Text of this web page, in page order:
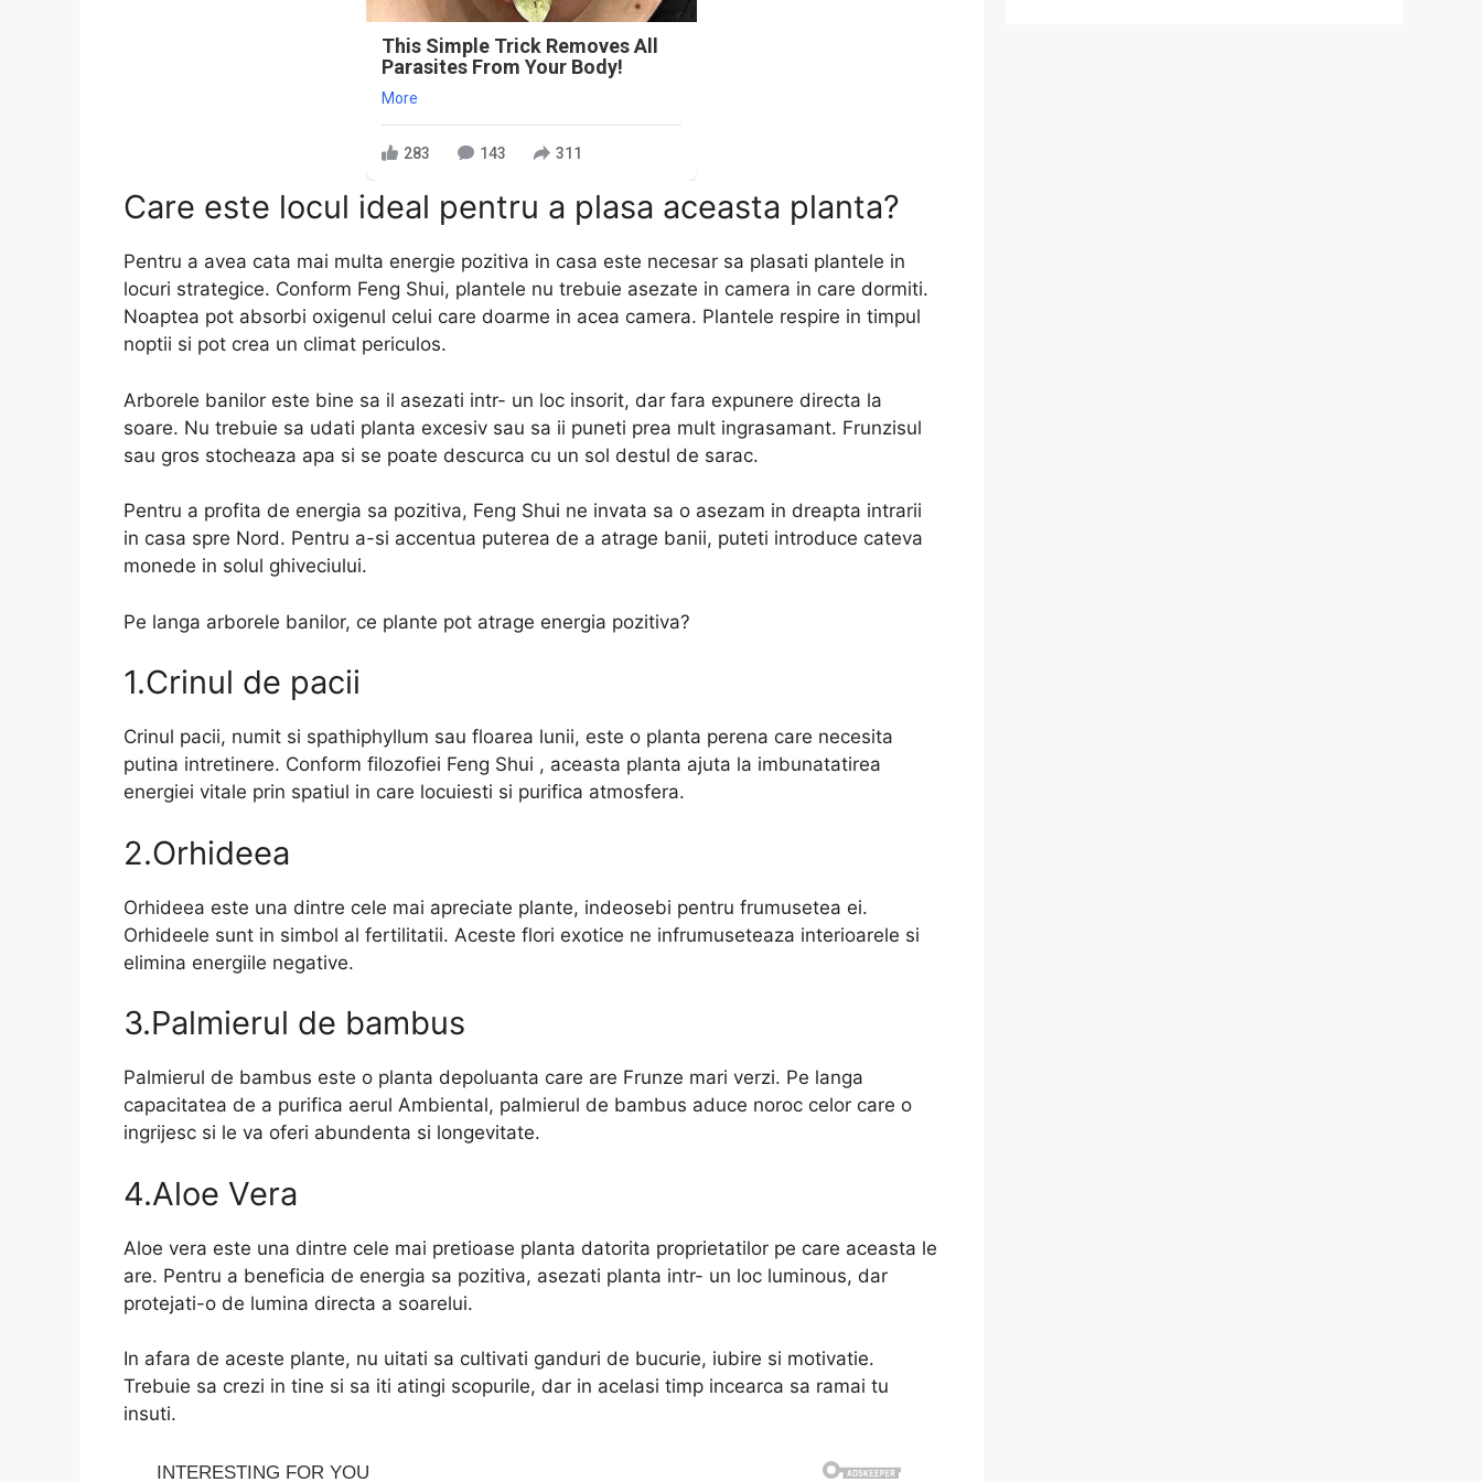
This Simple Trick Removes All
Parasites From Your Body!
More
283 143 311
Care este locul ideal pentru a plasa aceasta planta?
Pentru a avea cata mai multa energie pozitiva in casa este necesar sa plasati plantele in
locuri strategice. Conform Feng Shui, plantele nu trebuie asezate in camera in care dormiti.
Noaptea pot absorbi oxigenul celui care doarme in acea camera. Plantele respire in timpul
noptii si pot crea un climat periculos.
Arborele banilor este bine sa il asezati intr- un loc insorit, dar fara expunere directa la
soare. Nu trebuie sa udati planta excesiv sau sa ii puneti prea mult ingrasamant. Frunzisul
sau gros stocheaza apa si se poate descurca cu un sol destul de sarac.
Pentru a profita de energia sa pozitiva, Feng Shui ne invata sa o asezam in dreapta intrarii
in casa spre Nord. Pentru a-si accentua puterea de a atrage banii, puteti introduce cateva
monede in solul ghiveciului.
Pe langa arborele banilor, ce plante pot atrage energia pozitiva?
1.Crinul de pacii
Crinul pacii, numit si spathiphyllum sau floarea lunii, este o planta perena care necesita
putina intretinere. Conform filozofiei Feng Shui , aceasta planta ajuta la imbunatatirea
energiei vitale prin spatiul in care locuiesti si purifica atmosfera.
2.Orhideea
Orhideea este una dintre cele mai apreciate plante, indeosebi pentru frumusetea ei.
Orhideele sunt in simbol al fertilitatii. Aceste flori exotice ne infrumuseteaza interioarele si
elimina energiile negative.
3.Palmierul de bambus
Palmierul de bambus este o planta depoluanta care are Frunze mari verzi. Pe langa
capacitatea de a purifica aerul Ambiental, palmierul de bambus aduce noroc celor care o
ingrijesc si le va oferi abundenta si longevitate.
4.Aloe Vera
Aloe vera este una dintre cele mai pretioase planta datorita proprietatilor pe care aceasta le
are. Pentru a beneficia de energia sa pozitiva, asezati planta intr- un loc luminous, dar
protejati-o de lumina directa a soarelui.
In afara de aceste plante, nu uitati sa cultivati ganduri de bucurie, iubire si motivatie.
Trebuie sa crezi in tine si sa iti atingi scopurile, dar in acelasi timp incearca sa ramai tu
insuti.